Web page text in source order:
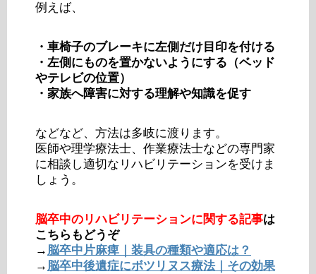
例えば、
・車椅子のブレーキに左側だけ目印を付ける
・左側にものを置かないようにする（ベッド
やテレビの位置）
・家族へ障害に対する理解や知識を促す
などなど、方法は多岐に渡ります。
医師や理学療法士、作業療法士などの専門家
に相談し適切なリハビリテーションを受けま
しょう。
脳卒中のリハビリテーションに関する記事は
こちらもどうぞ
→ 脳卒中片麻痺｜装具の種類や適応は？
→ 脳卒中後遺症にボツリヌス療法｜その効果